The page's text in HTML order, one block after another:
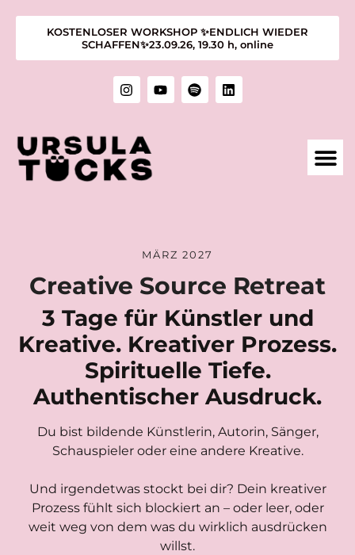
KOSTENLOSER WORKSHOP ✨ENDLICH WIEDER
SCHAFFEN✨23.09.26, 19.30 h, online
MÄRZ 2027
Creative Source Retreat
3 Tage für Künstler und
Kreative. Kreativer Prozess.
Spirituelle Tiefe.
Authentischer Ausdruck.
Du bist bildende Künstlerin, Autorin, Sänger,
Schauspieler oder eine andere Kreative.
Und irgendetwas stockt bei dir? Dein kreativer
Prozess fühlt sich blockiert an – oder leer, oder
weit weg von dem was du wirklich ausdrücken
willst.